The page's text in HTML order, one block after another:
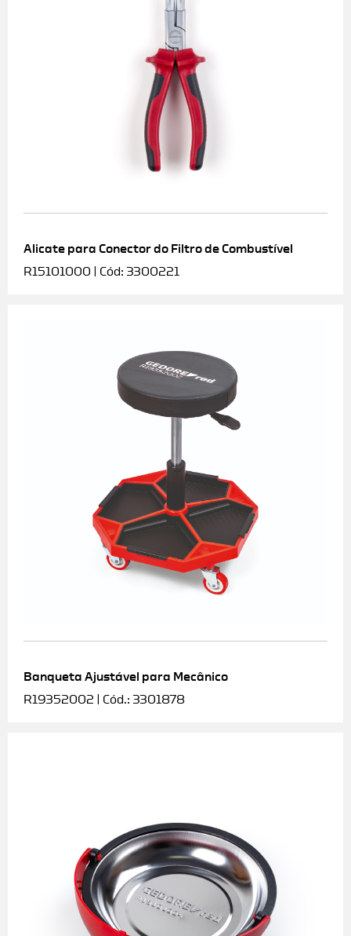
Alicate para Conector do Filtro de Combustível
R15101000 | Cód: 3300221
Banqueta Ajustável para Mecânico
R19352002 | Cód.: 3301878